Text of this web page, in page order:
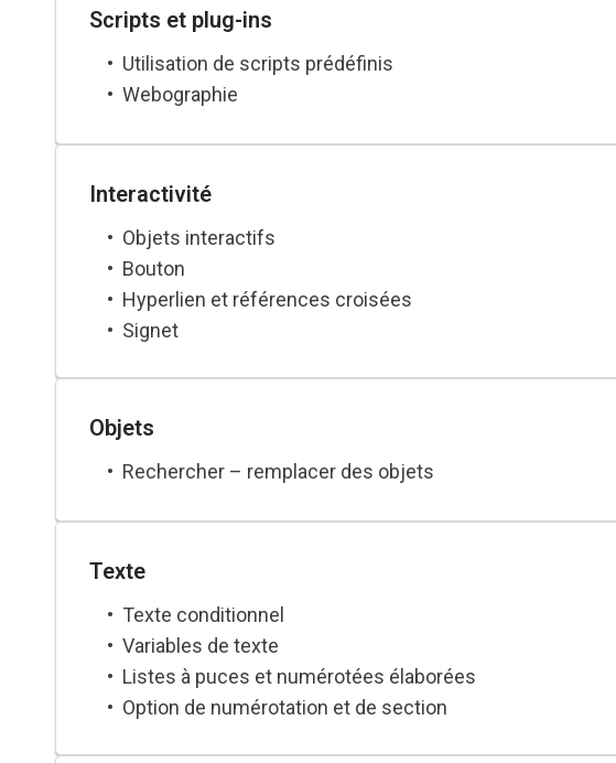
Scripts et plug-ins
Utilisation de scripts prédéfinis
Webographie
Interactivité
Objets interactifs
Bouton
Hyperlien et références croisées
Signet
Objets
Rechercher – remplacer des objets
Texte
Texte conditionnel
Variables de texte
Listes à puces et numérotées élaborées
Option de numérotation et de section